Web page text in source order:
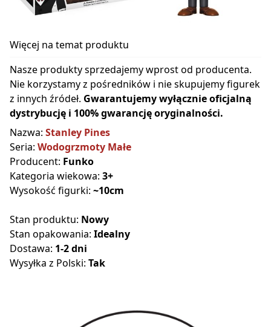
Więcej na temat produktu
Nasze produkty sprzedajemy wprost od producenta.
Nie korzystamy z pośredników i nie skupujemy figurek
z innych źródeł. Gwarantujemy wyłącznie oficjalną
dystrybucję i 100% gwarancję oryginalności.
Nazwa: Stanley Pines
Seria: Wodogrzmoty Małe
Producent: Funko
Kategoria wiekowa: 3+
Wysokość figurki: ~10cm
Stan produktu: Nowy
Stan opakowania: Idealny
Dostawa: 1-2 dni
Wysyłka z Polski: Tak